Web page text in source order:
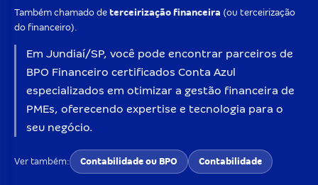
Também chamado de terceirização financeira (ou terceirização
do financeiro).
Em Jundiaí/SP, você pode encontrar parceiros de
BPO Financeiro certificados Conta Azul
especializados em otimizar a gestão financeira de
PMEs, oferecendo expertise e tecnologia para o
seu negócio.
Ver também: Contabilidade ou BPO Contabilidade